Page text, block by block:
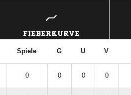
FIEBERKURVE
Spiele G U V
0 0 0 0